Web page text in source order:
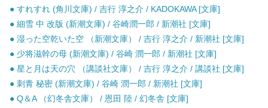
● すれすれ (角川文庫) / 吉行 淳之介 / KADOKAWA [文庫]
● 細雪 中 改版 (新潮文庫) / 谷崎潤一郎 / 新潮社 [文庫]
● 湿った空乾いた空 （新潮文庫） / 吉行 淳之介 / 新潮社 [文庫]
● 少将滋幹の母 (新潮文庫) / 谷崎 潤一郎 / 新潮社 [文庫]
● 星と月は天の穴 （講談社文庫） / 吉行 淳之介 / 講談社 [文庫]
● 刺青 秘密 (新潮文庫) / 谷崎 潤一郎 / 新潮社 [文庫]
● Q＆A （幻冬舎文庫） / 恩田 陸 / 幻冬舎 [文庫]